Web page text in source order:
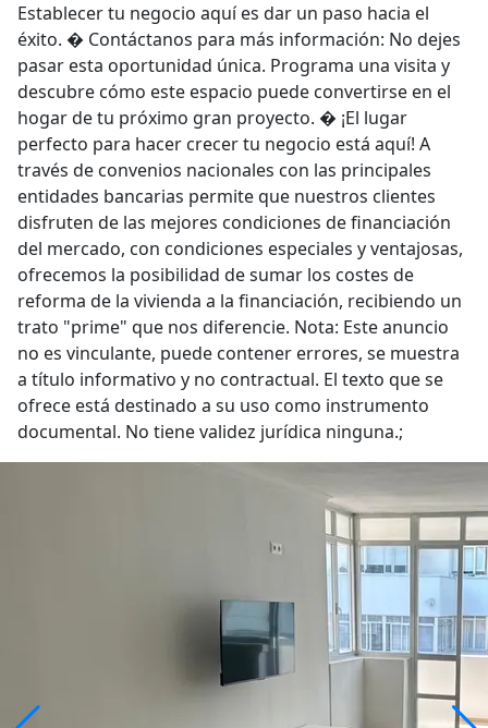
Establecer tu negocio aquí es dar un paso hacia el
éxito. � Contáctanos para más información: No dejes
pasar esta oportunidad única. Programa una visita y
descubre cómo este espacio puede convertirse en el
hogar de tu próximo gran proyecto. � ¡El lugar
perfecto para hacer crecer tu negocio está aquí! A
través de convenios nacionales con las principales
entidades bancarias permite que nuestros clientes
disfruten de las mejores condiciones de financiación
del mercado, con condiciones especiales y ventajosas,
ofrecemos la posibilidad de sumar los costes de
reforma de la vivienda a la financiación, recibiendo un
trato "prime" que nos diferencie. Nota: Este anuncio
no es vinculante, puede contener errores, se muestra
a título informativo y no contractual. El texto que se
ofrece está destinado a su uso como instrumento
documental. No tiene validez jurídica ninguna.;